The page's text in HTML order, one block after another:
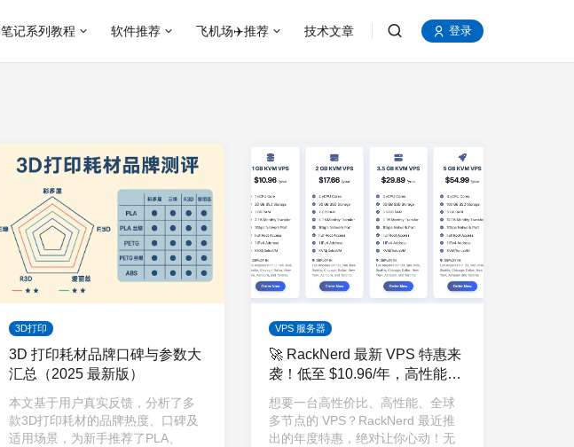
笔记系列教程 软件推荐 飞机场✈️推荐 技术文章 登录
3D打印
3D 打印耗材品牌口碑与参数大
汇总（2025 最新版）
本文基于用户真实反馈，分析了多
款3D打印耗材的品牌热度、口碑及
适用场景，为新手推荐了PLA、
VPS 服务器
🚀 RackNerd 最新 VPS 特惠来
袭！低至 $10.96/年，高性能
KVM VPS 限时抢购！
想要一台高性价比、高性能、全球
多节点的 VPS？RackNerd 最近推
出的年度特惠，绝对让你心动！无